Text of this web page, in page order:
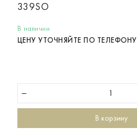
339SO
В наличии
ЦЕНУ УТОЧНЯЙТЕ ПО ТЕЛЕФОНУ
В корзину